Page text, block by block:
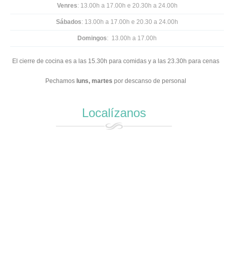
Venres: 13.00h a 17.00h e 20.30h a 24.00h
Sábados: 13.00h a 17.00h e 20.30 a 24.00h
Domingos: 13.00h a 17.00h
El cierre de cocina es a las 15.30h para comidas y a las 23.30h para cenas
Pechamos luns, martes por descanso de personal
Localízanos